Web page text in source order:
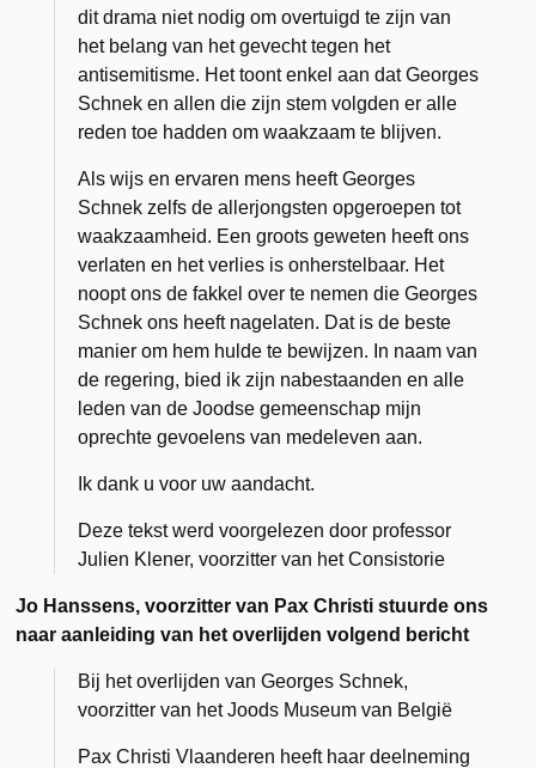
dit drama niet nodig om overtuigd te zijn van
het belang van het gevecht tegen het
antisemitisme. Het toont enkel aan dat Georges
Schnek en allen die zijn stem volgden er alle
reden toe hadden om waakzaam te blijven.
Als wijs en ervaren mens heeft Georges
Schnek zelfs de allerjongsten opgeroepen tot
waakzaamheid. Een groots geweten heeft ons
verlaten en het verlies is onherstelbaar. Het
noopt ons de fakkel over te nemen die Georges
Schnek ons heeft nagelaten. Dat is de beste
manier om hem hulde te bewijzen. In naam van
de regering, bied ik zijn nabestaanden en alle
leden van de Joodse gemeenschap mijn
oprechte gevoelens van medeleven aan.
Ik dank u voor uw aandacht.
Deze tekst werd voorgelezen door professor
Julien Klener, voorzitter van het Consistorie
Jo Hanssens, voorzitter van Pax Christi stuurde ons
naar aanleiding van het overlijden volgend bericht
Bij het overlijden van Georges Schnek,
voorzitter van het Joods Museum van België
Pax Christi Vlaanderen heeft haar deelneming